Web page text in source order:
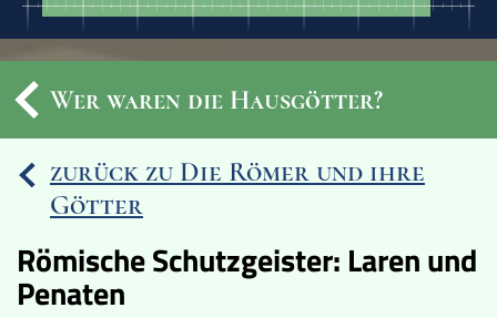
Termine
Schulmaterialien
Ereignisse
Lucys Wissensbox
Karte
Wer waren die Hausgötter?
zurück zu Die Römer und ihre
Götter
Römische Schutzgeister: Laren und
Penaten